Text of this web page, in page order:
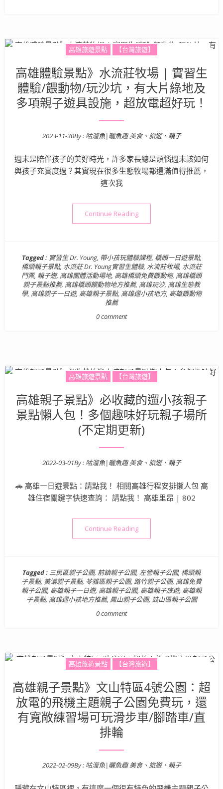
高雄旅遊景點 【台灣旅遊】
高雄體驗景點》水流莊牧場 | 實習生
體驗/餵動物/玩沙坑，有大片綠地及
多項親子遊具設施，超放電超好玩！
Posted on
2023-11-30By : 咕溜魚|曬魚趣 美食、旅遊、親子
週末是陪伴孩子的美好時光，許多家長總是煩惱週末該如何
與孩子充實度過？其實現在很多生態牧場都還滿值得推薦，
這次我
Continue Reading“高雄體驗景點》水流莊牧場
Tagged : 實習生 Dr. Young, 帶小孩玩體驗課程, 橋頭一日遊景點,
橋頭親子景點, 水流莊 Dr. Young實習生體驗, 水流莊牧場, 水流莊
門票, 親子遊, 高雄團體活動場地, 高雄橋頭免費餵動物, 高雄橋頭
親子景點推薦, 高雄橋頭餵動物地方推薦, 高雄玩沙, 高雄生態教
學, 高雄親子一日遊, 高雄親子景點, 高雄遛小孩地方, 高雄餵動物
推薦
0 comment
高雄旅遊景點 【台灣旅遊】
高雄親子景點》必收藏的遛小孩親子
景點懶人包！多個趣味好玩親子場所
(不定期更新)
Posted on
2022-03-01By : 咕溜魚|曬魚趣 美食、旅遊、親子
🚗 高雄一日遊景點：請點我！ 相關高雄行程安排懶人包 高
雄住宿關鍵字快速查詢： 請點我！ 高雄里昂 | 802
Continue Reading“高雄親子景點》必收藏的遛
Tagged : 三民區親子公園, 前鎮親子公園, 左營親子公園, 橋頭親
子景點, 美濃親子景點, 苓雅區親子公園, 路竹親子公園, 高雄免費
親子公園, 高雄親子一日遊, 高雄親子公園, 高雄親子旅遊, 高雄親
子景點, 高雄遛小孩地方推薦, 鳳山親子公園, 鼓山區親子公園
0 comment
高雄旅遊景點 【台灣旅遊】
高雄親子景點》文山特區4號公園：超
放電的飛機主題親子公園免費玩，還
有寬敞練習場可玩滑步車/腳踏車/直
排輪
Posted on
2022-02-09By : 咕溜魚|曬魚趣 美食、旅遊、親子